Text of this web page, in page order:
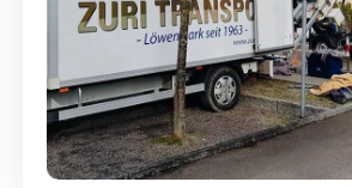
Entsorgung & Räumung